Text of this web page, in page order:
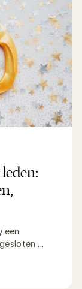
een
...